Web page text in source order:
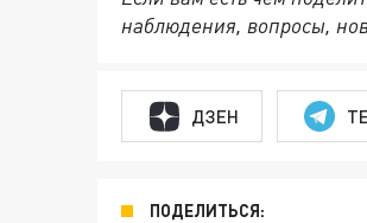
наблюдения, вопросы,
ДЗЕН
ПОДЕЛИТЬСЯ: